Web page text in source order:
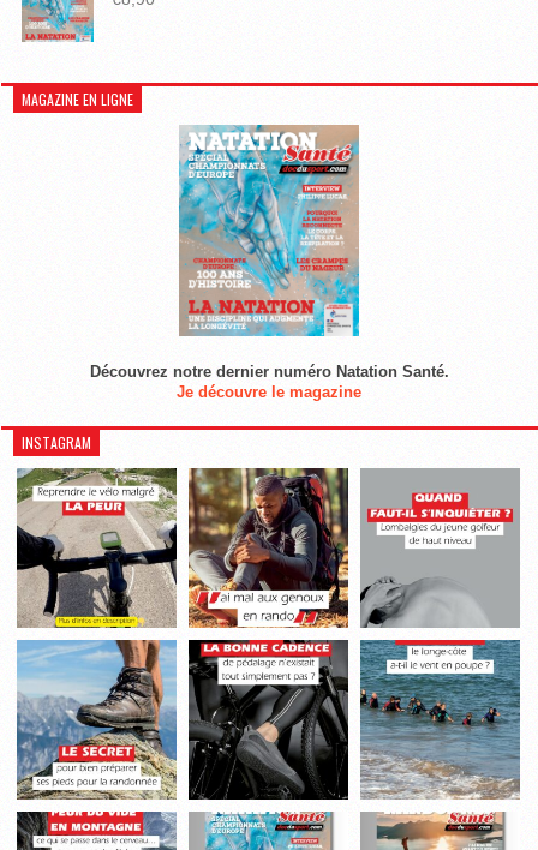
MAGAZINE EN LIGNE
Découvrez notre dernier numéro Natation Santé.
Je découvre le magazine
INSTAGRAM